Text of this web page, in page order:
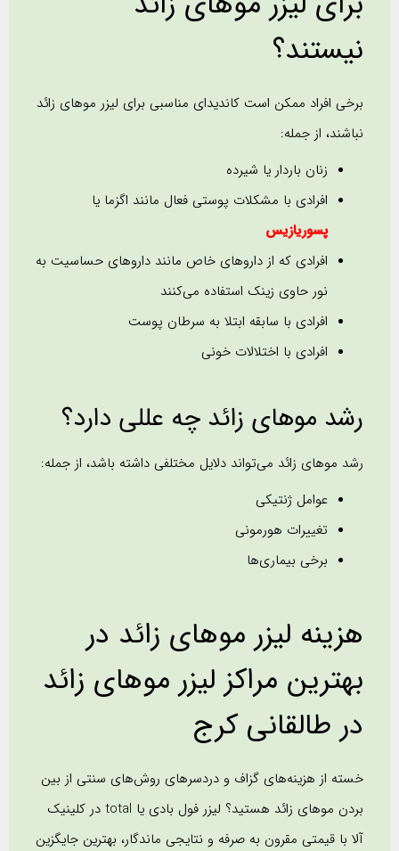
نیستند؟
برخی افراد ممکن است کاندیدای مناسبی برای لیزر موهای زائد
نباشند، از جمله:
زنان باردار یا شیرده
افرادی با مشکلات پوستی فعال مانند اگزما یا
پسوریازیس
افرادی که از داروهای خاص مانند داروهای حساسیت به
نور حاوی زینک استفاده می‌کنند
افرادی با سابقه‌ ابتلا به سرطان پوست
افرادی با اختلالات خونی
رشد موهای زائد چه عللی دارد؟
رشد موهای زائد می‌تواند دلایل مختلفی داشته باشد، از جمله:
عوامل ژنتیکی
تغییرات هورمونی
برخی بیماری‌ها
هزینه لیزر موهای زائد در
بهترین مراکز لیزر موهای زائد
در طالقانی کرج
خسته از هزینه‌های گزاف و دردسرهای روش‌های سنتی از بین
بردن موهای زائد هستید؟ لیزر فول بادی یا total در کلینیک
آلا با قیمتی مقرون به صرفه و نتایجی ماندگار، بهترین جایگزین